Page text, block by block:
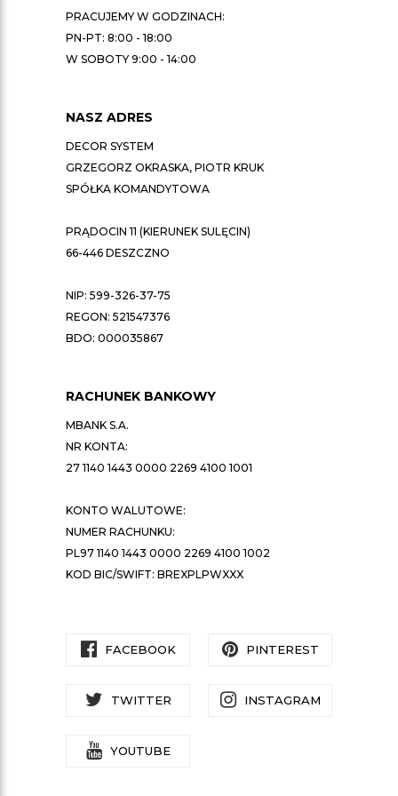
PRACUJEMY W GODZINACH:
PN-PT: 8:00 - 18:00
W SOBOTY 9:00 - 14:00
NASZ ADRES
DECOR SYSTEM
GRZEGORZ OKRASKA, PIOTR KRUK
SPÓŁKA KOMANDYTOWA
PRĄDOCIN 11 (KIERUNEK SULĘCIN)
66-446 DESZCZNO
NIP: 599-326-37-75
REGON: 521547376
BDO: 000035867
RACHUNEK BANKOWY
MBANK S.A.
NR KONTA:
27 1140 1443 0000 2269 4100 1001
KONTO WALUTOWE:
NUMER RACHUNKU:
PL97 1140 1443 0000 2269 4100 1002
KOD BIC/SWIFT: BREXPLPWXXX
FACEBOOK PINTEREST
TWITTER INSTAGRAM
YOUTUBE